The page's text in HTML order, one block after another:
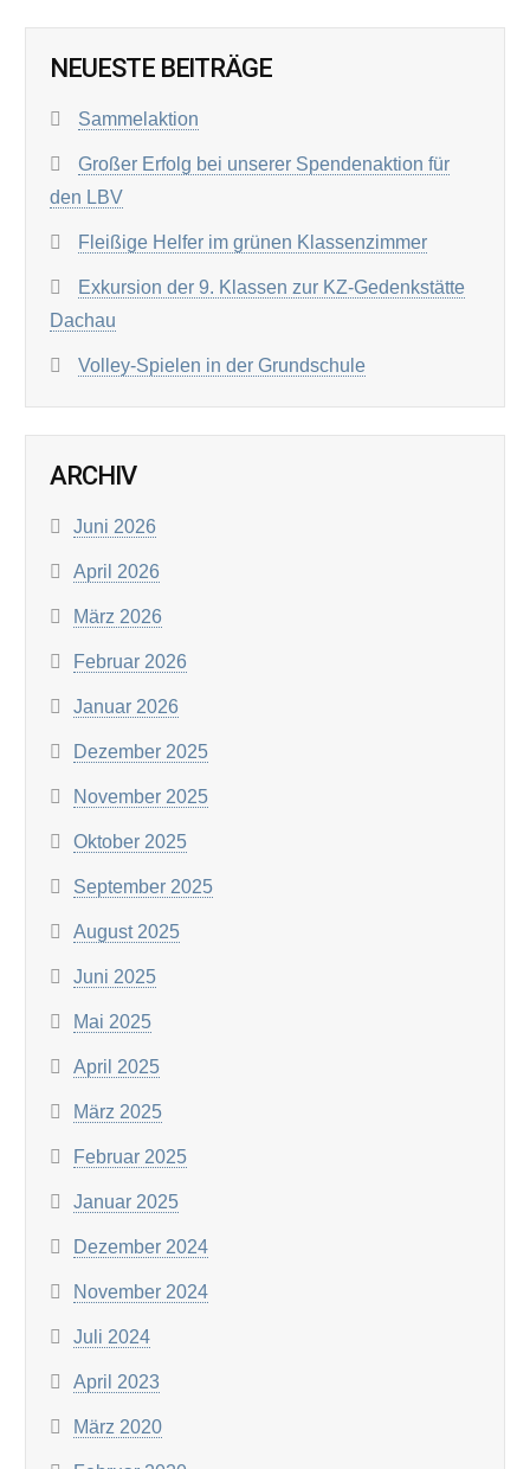
NEUESTE BEITRÄGE
Sammelaktion
Großer Erfolg bei unserer Spendenaktion für
den LBV
Fleißige Helfer im grünen Klassenzimmer
Exkursion der 9. Klassen zur KZ-Gedenkstätte
Dachau
Volley-Spielen in der Grundschule
ARCHIV
Juni 2026
April 2026
März 2026
Februar 2026
Januar 2026
Dezember 2025
November 2025
Oktober 2025
September 2025
August 2025
Juni 2025
Mai 2025
April 2025
März 2025
Februar 2025
Januar 2025
Dezember 2024
November 2024
Juli 2024
April 2023
März 2020